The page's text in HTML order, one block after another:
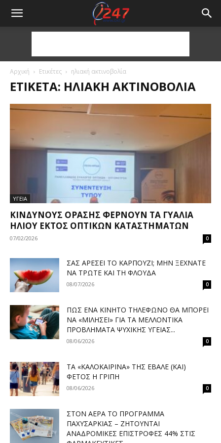
Αρχική Ετικέτες ηλιακή ακτινοβολία
ΕΤΙΚΈΤΑ: ΗΛΙΑΚΉ ΑΚΤΙΝΟΒΟΛΊΑ
ΥΓΕΙΑ
ΚΙΝΔΎΝΟΥΣ ΌΡΑΣΗΣ ΦΈΡΝΟΥΝ ΤΑ ΓΥΑΛΙΆ
ΗΛΊΟΥ ΕΚΤΌΣ ΟΠΤΙΚΏΝ ΚΑΤΑΣΤΗΜΆΤΩΝ
07/02/2026 0
ΣΑΣ ΑΡΈΣΕΙ ΤΟ ΚΑΡΠΟΎΖΙ; ΜΗΝ ΞΕΧΝΆΤΕ
ΝΑ ΤΡΏΤΕ ΚΑΙ ΤΗ ΦΛΟΎΔΑ
08/07/2026 0
ΠΏΣ ΈΝΑ ΚΙΝΗΤΌ ΤΗΛΈΦΩΝΟ ΘΑ ΜΠΟΡΕΊ
ΝΑ «ΜΙΛΉΣΕΙ» ΓΙΑ ΤΑ ΜΕΛΛΟΝΤΙΚΆ
ΠΡΟΒΛΉΜΑΤΑ ΨΥΧΙΚΉΣ ΥΓΕΊΑΣ...
08/06/2026 0
ΤΑ «ΚΑΛΟΚΑΙΡΙΝΆ» ΤΗΣ ΈΒΑΛΕ (ΚΑΙ)
ΦΈΤΟΣ Η ΓΡΊΠΗ
08/06/2026 0
ΣΤΟΝ ΑΈΡΑ ΤΟ ΠΡΌΓΡΑΜΜΑ
ΠΑΧΥΣΑΡΚΊΑΣ – ΖΗΤΟΎΝΤΑΙ
ΑΝΑΔΡΟΜΙΚΈΣ ΕΠΙΣΤΡΟΦΈΣ 44% ΣΤΙΣ